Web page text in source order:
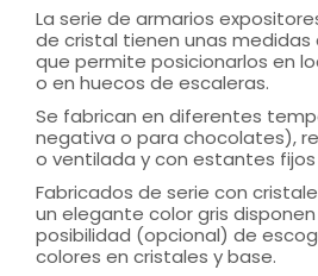
La serie de armarios
de cristal tienen unas medidas
que permite posicionarlos en
o en huecos de escaleras.
Se fabrican en diferentes
negativa o para chocolates),
o ventilada y con estantes
Fabricados de serie con
un elegante color gris
posibilidad (opcional) de
colores en cristales y base.